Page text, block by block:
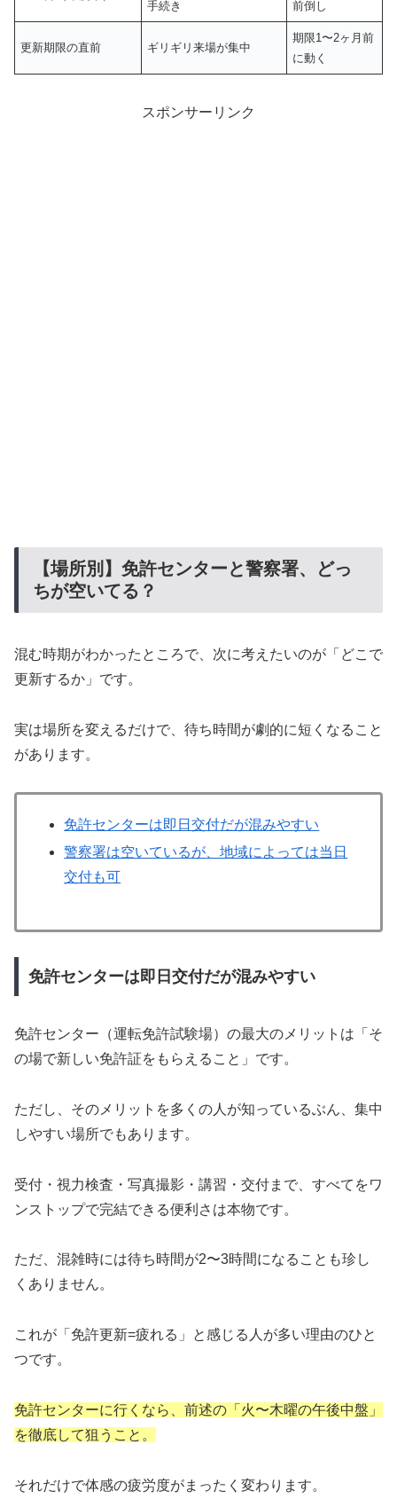
手続き
前倒し
更新期限の直前 ギリギリ来場が集中
期限1〜2ヶ月前
に動く
スポンサーリンク
【場所別】免許センターと警察署、どっ
ちが空いてる？
混む時期がわかったところで、次に考えたいのが「どこで
更新するか」です。
実は場所を変えるだけで、待ち時間が劇的に短くなること
があります。
免許センターは即日交付だが混みやすい
警察署は空いているが、地域によっては当日
交付も可
免許センターは即日交付だが混みやすい
免許センター（運転免許試験場）の最大のメリットは「そ
の場で新しい免許証をもらえること」です。
ただし、そのメリットを多くの人が知っているぶん、集中
しやすい場所でもあります。
受付・視力検査・写真撮影・講習・交付まで、すべてをワ
ンストップで完結できる便利さは本物です。
ただ、混雑時には待ち時間が2〜3時間になることも珍し
くありません。
これが「免許更新=疲れる」と感じる人が多い理由のひと
つです。
免許センターに行くなら、前述の「火〜木曜の午後中盤」
を徹底して狙うこと。
それだけで体感の疲労度がまったく変わります。